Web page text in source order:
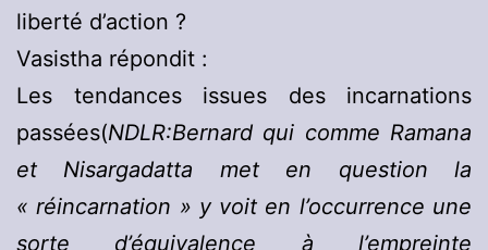
liberté d’action ?
Vasistha répondit :
Les tendances issues des incarnations
passées(NDLR:Bernard qui comme Ramana
et Nisargadatta met en question la
« réincarnation » y voit en l’occurrence une
sorte d’équivalence à l’empreinte